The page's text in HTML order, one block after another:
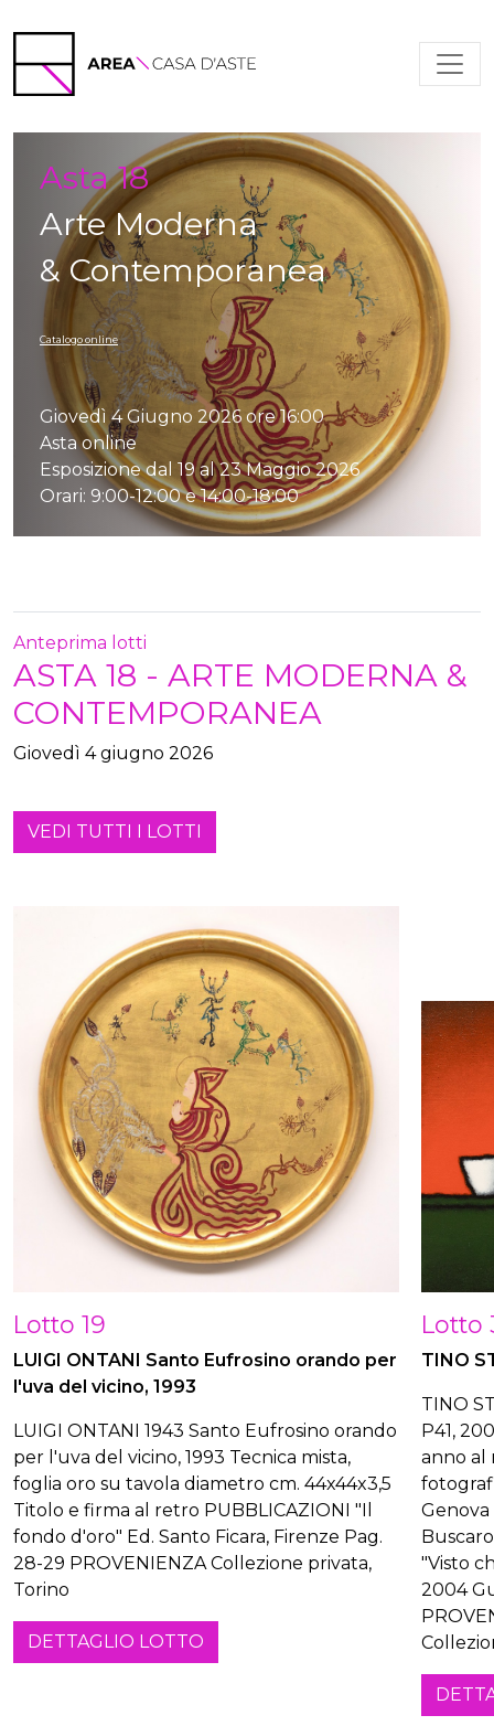
Asta 18
Arte Moderna
& Contemporanea
Catalogo online
Giovedì 4 Giugno 2026 ore 16:00
Asta online
Esposizione dal 19 al 23 Maggio 2026
Orari: 9:00-12:00 e 14:00-18:00
Anteprima lotti
ASTA 18 - ARTE MODERNA &
CONTEMPORANEA
Giovedì 4 giugno 2026
VEDI TUTTI I LOTTI
Lotto 19
LUIGI ONTANI Santo Eufrosino orando per
l'uva del vicino, 1993
LUIGI ONTANI 1943 Santo Eufrosino orando
per l'uva del vicino, 1993 Tecnica mista,
foglia oro su tavola diametro cm. 44x44x3,5
Titolo e firma al retro PUBBLICAZIONI "Il
fondo d'oro" Ed. Santo Ficara, Firenze Pag.
28-29 PROVENIENZA Collezione privata,
Torino
DETTAGLIO LOTTO
Lotto
TINO
TINO
P41,
anno al
Genova
"Visto
2004